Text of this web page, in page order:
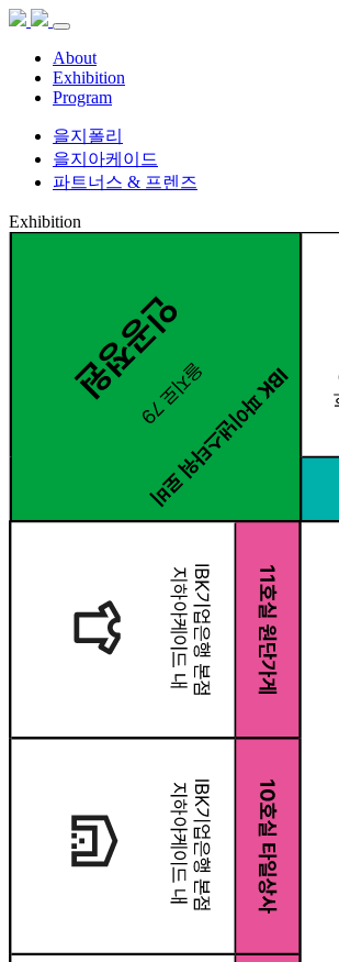
About
Exhibition
Program
을지폴리
을지아케이드
파트너스 & 프렌즈
Exhibition